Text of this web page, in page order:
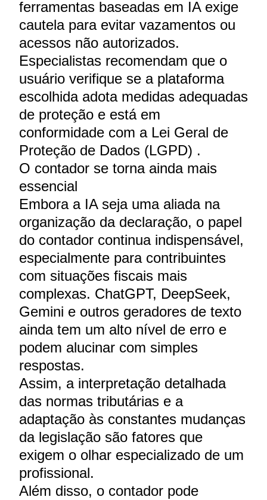
ferramentas baseadas em IA exige
cautela para evitar vazamentos ou
acessos não autorizados.
Especialistas recomendam que o
usuário verifique se a plataforma
escolhida adota medidas adequadas
de proteção e está em
conformidade com a Lei Geral de
Proteção de Dados (LGPD) .
O contador se torna ainda mais
essencial
Embora a IA seja uma aliada na
organização da declaração, o papel
do contador continua indispensável,
especialmente para contribuintes
com situações fiscais mais
complexas. ChatGPT, DeepSeek,
Gemini e outros geradores de texto
ainda tem um alto nível de erro e
podem alucinar com simples
respostas.
Assim, a interpretação detalhada
das normas tributárias e a
adaptação às constantes mudanças
da legislação são fatores que
exigem o olhar especializado de um
profissional.
Além disso, o contador pode